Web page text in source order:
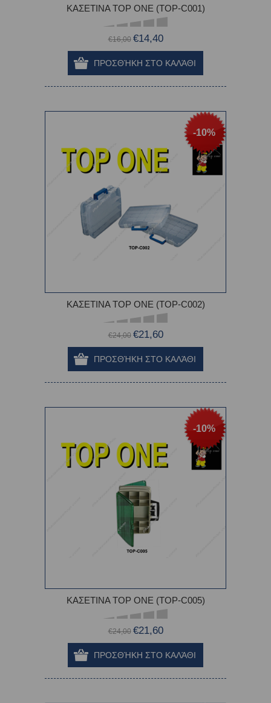
ΚΑΣΕΤΙΝΑ TOP ONE (TOP-C001)
€16,00 €14,40
-10%
ΚΑΣΕΤΙΝΑ TOP ONE (TOP-C002)
€24,00 €21,60
-10%
ΚΑΣΕΤΙΝΑ TOP ONE (TOP-C005)
€24,00 €21,60